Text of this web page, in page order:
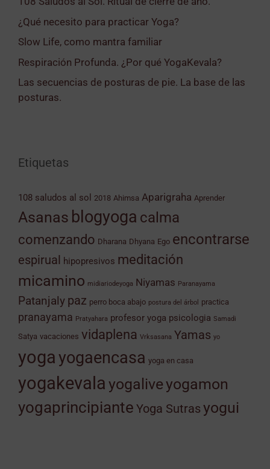
¿Qué necesito para practicar Yoga?
Slow Life, como mantra familiar
Respiración Profunda. ¿Por qué YogaKevala?
Las secuencias de posturas de pie. La base de las
posturas.
Etiquetas
108 saludos al sol 2018 Ahimsa Aparigraha Aprender
Asanas blogyoga calma
comenzando Dharana Dhyana Ego encontrarse
espirual hipopresivos meditación
micamino midiariodeyoga Niyamas Paranayama
Patanjaly paz perro boca abajo postura del árbol practica
pranayama Pratyahara profesor yoga psicologia Samadi
Satya vacaciones vidaplena Vrksasana Yamas yo
yogayogaencasa yoga en casa
yogakevala yogaliveyogamon
yogaprincipiante Yoga Sutras yogui